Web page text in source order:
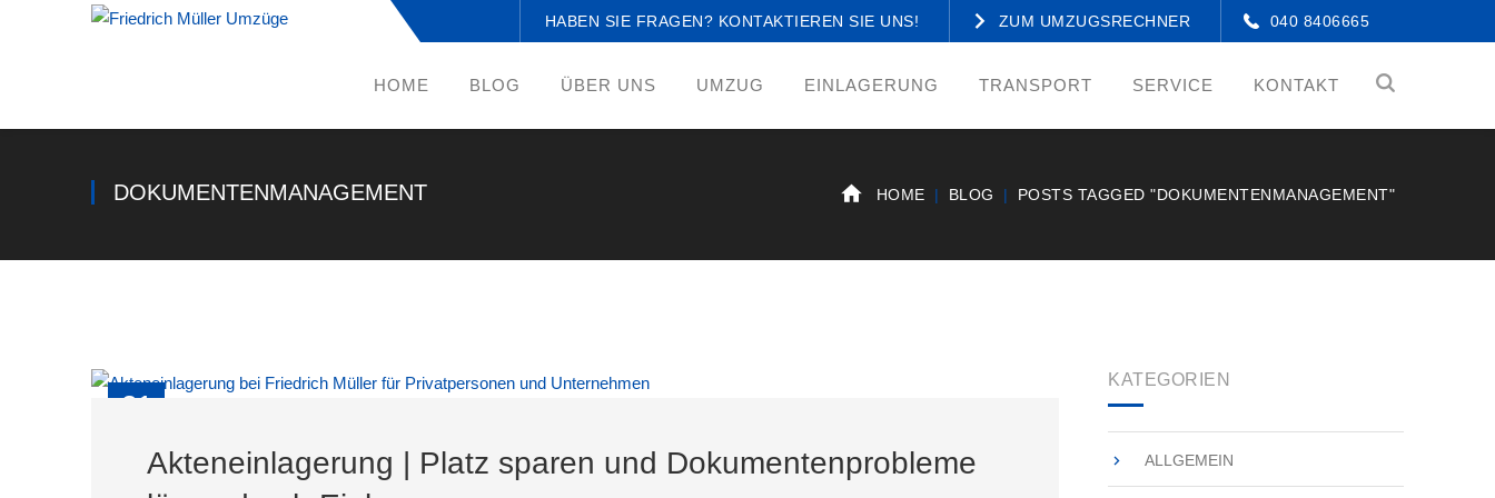
HABEN SIE FRAGEN? KONTAKTIEREN SIE UNS! ZUM UMZUGSRECHNER 040 8406665
HOME BLOG ÜBER UNS UMZUG EINLAGERUNG TRANSPORT SERVICE KONTAKT
DOKUMENTENMANAGEMENT HOME BLOG POSTS TAGGED "DOKUMENTENMANAGEMENT"
21
Akteneinlagerung | Platz sparen und Dokumentenprobleme
KATEGORIEN
ALLGEMEIN